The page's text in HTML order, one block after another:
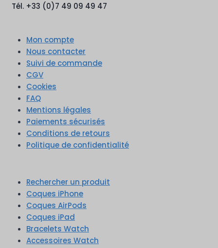
Tél. +33 (0)7 49 09 49 47
Mon compte
Nous contacter
Suivi de commande
CGV
Cookies
FAQ
Mentions légales
Paiements sécurisés
Conditions de retours
Politique de confidentialité
Rechercher un produit
Coques iPhone
Coques AirPods
Coques iPad
Bracelets Watch
Accessoires Watch